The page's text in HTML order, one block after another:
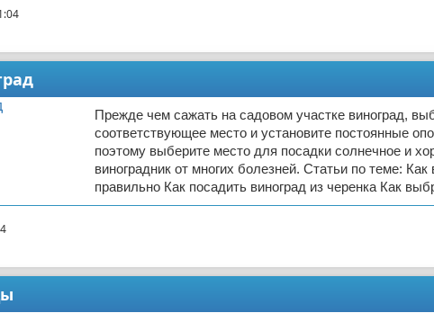
Прежде чем сажать на садовом участке виноград,
соответствующее место и установите постоянные
поэтому выберите место для посадки солнечное и
виноградник от многих болезней. Статьи по теме:
правильно Как посадить виноград из черенка Как